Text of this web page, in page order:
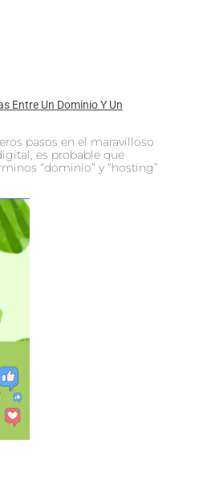
Entre Un Dominio Y Un
pasos en el maravilloso
es probable que
“dominio” y “hosting”